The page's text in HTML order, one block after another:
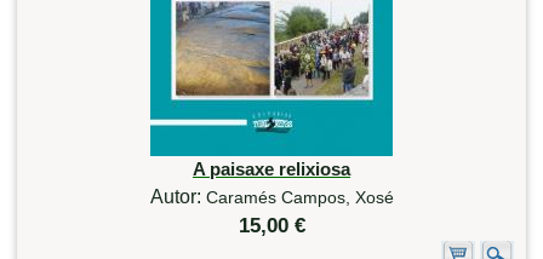
A paisaxe relixiosa
Autor: Caramés Campos, Xosé
15,00 €